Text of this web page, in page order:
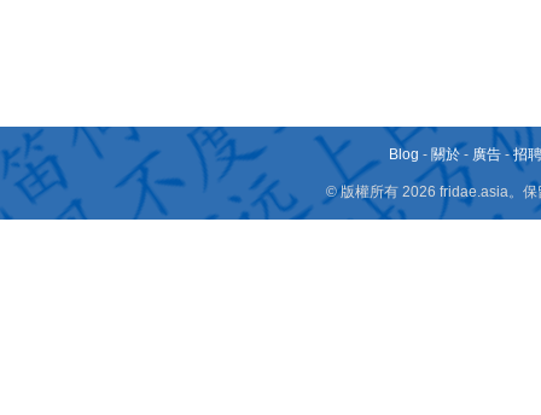
Blog - 關於 - 廣告 -招
© 版權所有 2026 fridae.asia。